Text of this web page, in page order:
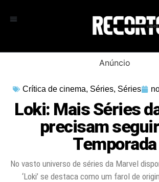
Anúncio
Crítica de cinema, Séries, Séries
Loki: Mais Séries
precisam seguir
Temporada
No vasto universo de séries da Marvel
‘Loki’ se destaca como um farol de